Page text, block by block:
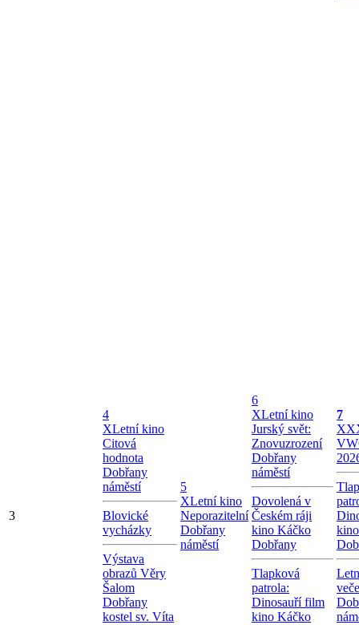
3
4
XLetní kino
Citová
hodnota
Dobřany
náměstí
Blovické
vycházky
Výstava
obrazů Věry
Šalom
Dobřany
kostel sv. Víta
5
XLetní kino
Neporazitelní
Dobřany
náměstí
6
XLetní kino
Jurský svět:
Znovuzrození
Dobřany
náměstí
Dovolená v
Českém ráji
kino Káčko
Dobřany
Tlapková
patrola:
Dinosauří film
kino Káčko
7
X